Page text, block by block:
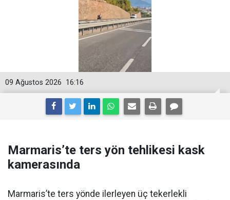
16:16
09 Ağustos 2026
Marmaris’te ters yön tehlikesi kask
kamerasında
Marmaris’te ters yönde ilerleyen üç tekerlekli